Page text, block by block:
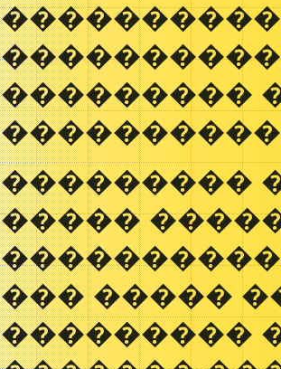
���������
���������
�����
��� �����
���������